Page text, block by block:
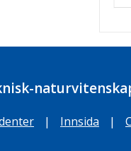
| Innsida |